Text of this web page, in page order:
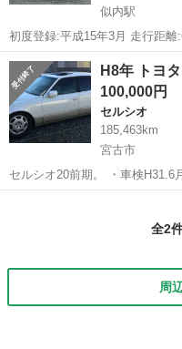
似内駅
初度登録:平成15年3月 走行距
ー シートクーラー ETC パワー
革シート 割賦販売可能で
岩手 花巻市 似内駅
H8年 トヨ
100,000円
セルシオ
185,463km
宮古市
セルシオ20前期。 ・車検H31.6月 ・タイプC革シート（ベージュ） ・
サンルーフ付き ・車体色：パ
全2
周